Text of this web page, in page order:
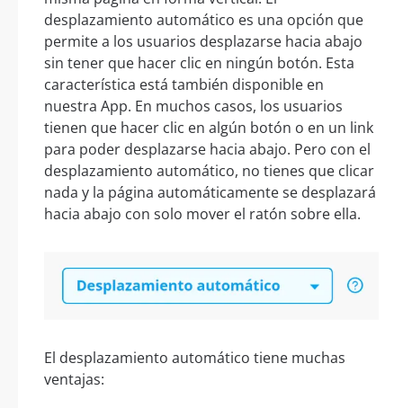
desplazamiento automático es una opción que
permite a los usuarios desplazarse hacia abajo
sin tener que hacer clic en ningún botón. Esta
característica está también disponible en
nuestra App. En muchos casos, los usuarios
tienen que hacer clic en algún botón o en un link
para poder desplazarse hacia abajo. Pero con el
desplazamiento automático, no tienes que clicar
nada y la página automáticamente se desplazará
hacia abajo con solo mover el ratón sobre ella.
El desplazamiento automático tiene muchas
ventajas: